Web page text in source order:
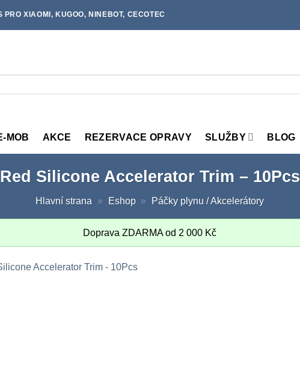
XIAOMI, KUGOO, NINEBOT, CECOTEC
MOB AKCE REZERVACE OPRAVY SLUŽBY BLOG
Red Silicone Accelerator Trim – 10Pcs
Hlavní strana » Eshop » Páčky plynu / Akcelerátory
Doprava ZDARMA od 2 000 Kč